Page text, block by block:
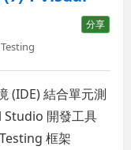
分享
(IDE) 結合單元測
Studio 開發工具
框架